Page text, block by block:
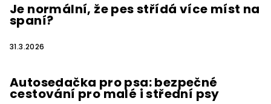
Je normální, že pes střídá více míst na
spaní?
31.3.2026
Autosedačka pro psa: bezpečné
cestování pro malé i střední psy